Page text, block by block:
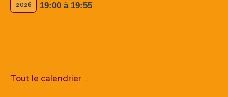
2026 19:00 à 19:55
Tout le calendrier …